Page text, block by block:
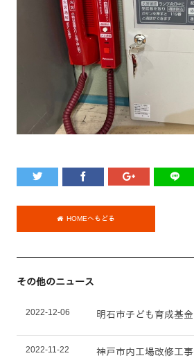
HOMEへもどる
その他のニュース
2022-12-06 明石市子ども育成基金
2022-11-22 神戸市内工場改修工事